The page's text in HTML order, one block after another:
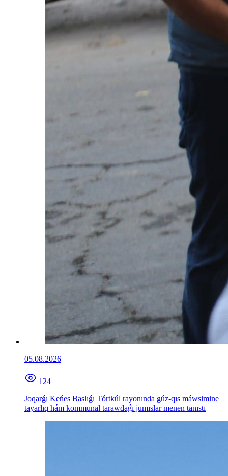
05.08.2026
124
Joqarǵı Keńes Baslıǵı Tórtkúl rayonında gúz-qıs máwsimine
tayarlıq hám kommunal tarawdaǵı jumıslar menen tanıstı